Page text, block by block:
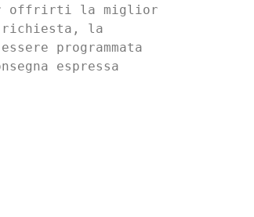
offrirti la miglior
richiesta, la
programmata
espressa